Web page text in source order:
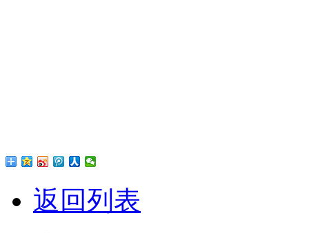
返回列表